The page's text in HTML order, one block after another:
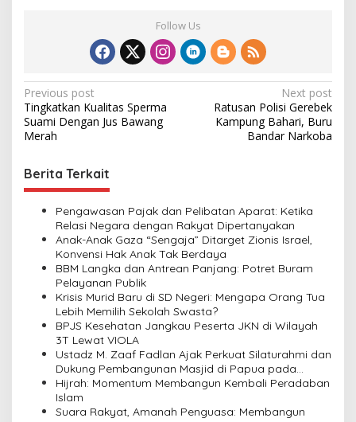
Follow Us
P
o
s
t
n
Previous post
Tingkatkan Kualitas Sperma
Suami Dengan Jus Bawang
Merah
Next post
Ratusan Polisi Gerebek
Kampung Bahari, Buru
Bandar Narkoba
Berita Terkait
Pengawasan Pajak dan Pelibatan Aparat: Ketika
Relasi Negara dengan Rakyat Dipertanyakan
Anak-Anak Gaza “Sengaja” Ditarget Zionis Israel,
Konvensi Hak Anak Tak Berdaya
BBM Langka dan Antrean Panjang: Potret Buram
Pelayanan Publik
Krisis Murid Baru di SD Negeri: Mengapa Orang Tua
Lebih Memilih Sekolah Swasta?
BPJS Kesehatan Jangkau Peserta JKN di Wilayah
3T Lewat VIOLA
Ustadz M. Zaaf Fadlan Ajak Perkuat Silaturahmi dan
Dukung Pembangunan Masjid di Papua pada
Pengajian Yayasan Alimbas Insan Cita
Hijrah: Momentum Membangun Kembali Peradaban
Islam
Suara Rakyat, Amanah Penguasa: Membangun